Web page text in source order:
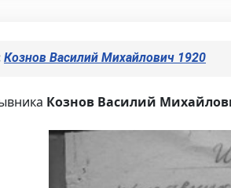
Кознов Василий Михайлович 1920
Кознов Василий